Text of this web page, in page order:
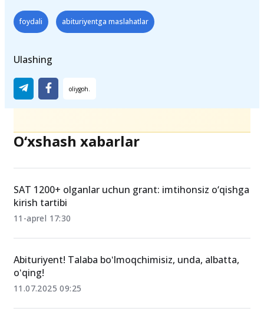
foydali abituriyentga maslahatlar
Ulashing
O‘xshash xabarlar
SAT 1200+ olganlar uchun grant: imtihonsiz o‘qishga
kirish tartibi
11-aprel 17:30
Abituriyent! Talaba boʻlmoqchimisiz, unda, albatta,
oʻqing!
11.07.2025 09:25